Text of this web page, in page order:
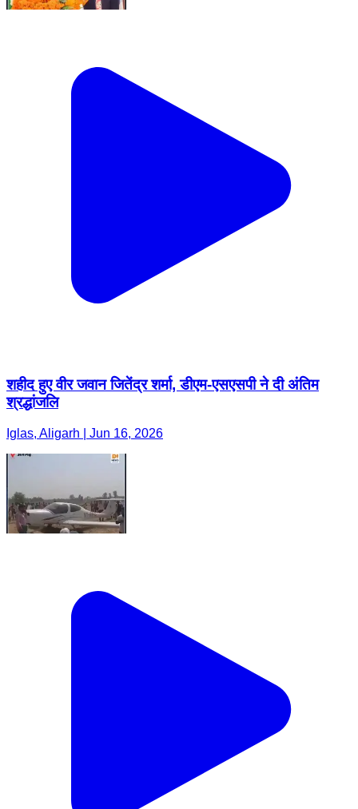
शहीद हुए वीर जवान जितेंद्र शर्मा, डीएम-एसएसपी ने दी अंतिम
श्रद्धांजलि
Iglas, Aligarh | Jun 16, 2026